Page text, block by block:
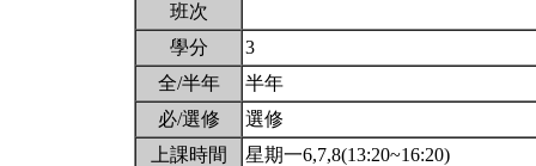
班次
學分
3
全/半年
半年
必/選修
選修
上課時間
星期一6,7,8(13:20~16:20)